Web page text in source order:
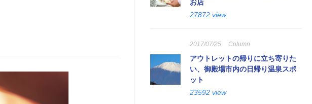
お店
27872 view
2017/07/25 Column
アウトレットの帰りに立ち寄りた
い、御殿場市内の日帰り温泉スポ
ット
23592 view